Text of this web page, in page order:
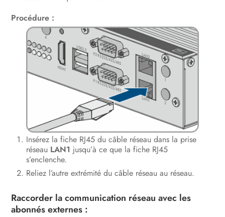
Procédure :
Insérez la fiche RJ45 du câble réseau dans la prise
réseau LAN1 jusqu’à ce que la fiche RJ45
s’enclenche.
Reliez l’autre extrémité du câble réseau au réseau.
Raccorder la communication réseau avec les
abonnés externes :